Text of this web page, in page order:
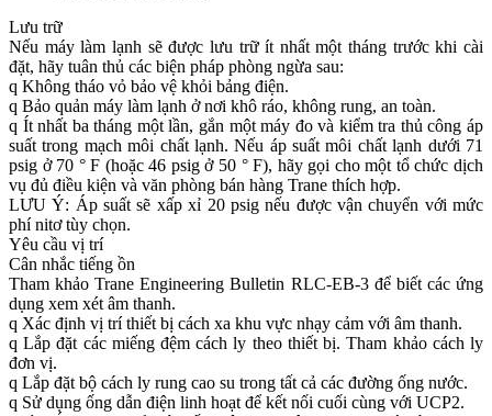
Lưu trữ
Nếu máy làm lạnh sẽ được lưu trữ ít nhất một tháng trước khi cài
đặt, hãy tuân thủ các biện pháp phòng ngừa sau:
q Không tháo vỏ bảo vệ khỏi bảng điện.
q Bảo quản máy làm lạnh ở nơi khô ráo, không rung, an toàn.
q Ít nhất ba tháng một lần, gắn một máy đo và kiểm tra thủ công áp
suất trong mạch môi chất lạnh. Nếu áp suất môi chất lạnh dưới 71
psig ở 70 ° F (hoặc 46 psig ở 50 ° F), hãy gọi cho một tổ chức dịch
vụ đủ điều kiện và văn phòng bán hàng Trane thích hợp.
LƯU Ý: Áp suất sẽ xấp xỉ 20 psig nếu được vận chuyển với mức
phí nitơ tùy chọn.
Yêu cầu vị trí
Cân nhắc tiếng ồn
Tham khảo Trane Engineering Bulletin RLC-EB-3 để biết các ứng
dụng xem xét âm thanh.
q Xác định vị trí thiết bị cách xa khu vực nhạy cảm với âm thanh.
q Lắp đặt các miếng đệm cách ly theo thiết bị. Tham khảo cách ly
đơn vị.
q Lắp đặt bộ cách ly rung cao su trong tất cả các đường ống nước.
q Sử dụng ống dẫn điện linh hoạt để kết nối cuối cùng với UCP2.